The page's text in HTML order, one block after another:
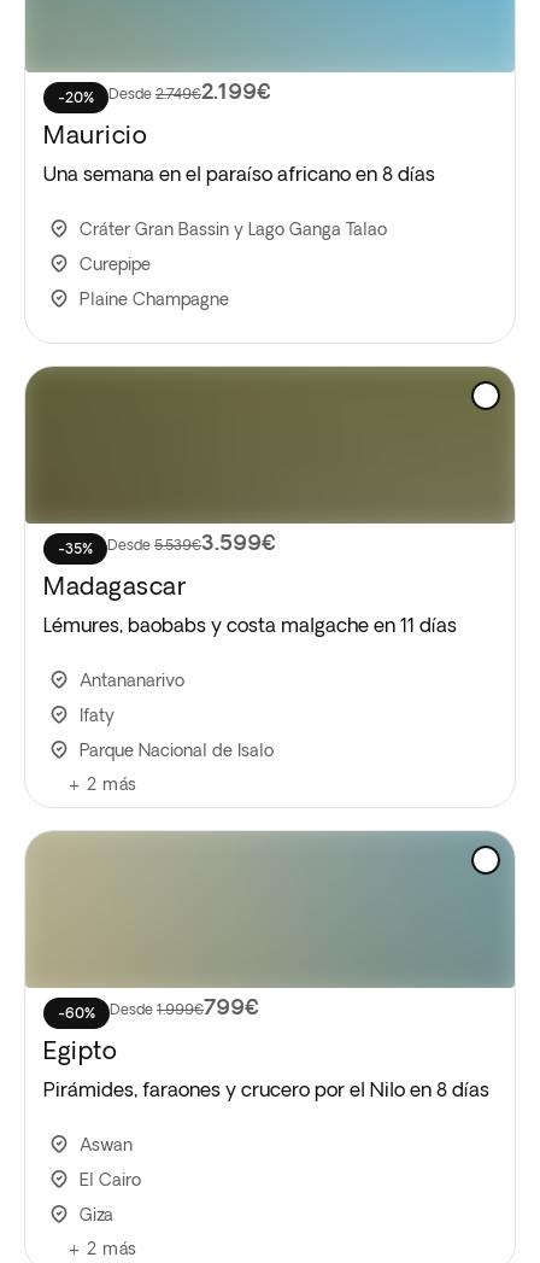
-20% Desde 2.749€2.199€
Mauricio
Una semana en el paraíso africano en 8 días
Cráter Gran Bassin y Lago Ganga Talao
Curepipe
Plaine Champagne
-35% Desde 5.539€3.599€
Madagascar
Lémures, baobabs y costa malgache en 11 días
Antananarivo
Ifaty
Parque Nacional de Isalo
+ 2 más
-60% Desde 1.999€799€
Egipto
Pirámides, faraones y crucero por el Nilo en 8 días
Aswan
El Cairo
Giza
+ 2 más